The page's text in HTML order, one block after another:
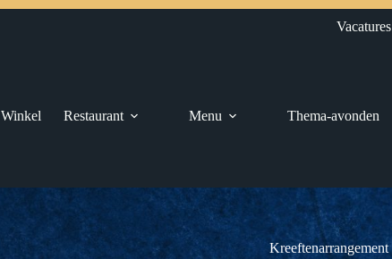
Vacatures
Winkel Restaurant Menu Thema-avonden
Kreeftenarrangement